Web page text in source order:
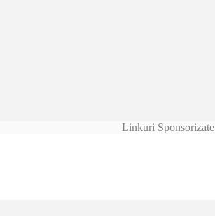
Linkuri Sponsorizate